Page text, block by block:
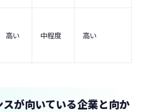
高い 中程度 高い
が向いている企業と向か